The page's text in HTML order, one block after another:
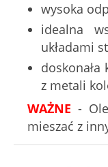
wysoka
idealna
układami
z metali
WAŻNE -
mieszać z